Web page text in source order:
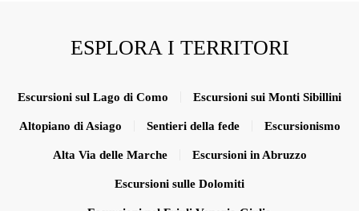
ESPLORA I TERRITORI
Escursioni sul Lago di Como Escursioni sui Monti Sibillini
Altopiano di Asiago Sentieri della fede Escursionismo
Alta Via delle Marche Escursioni in Abruzzo
Escursioni sulle Dolomiti